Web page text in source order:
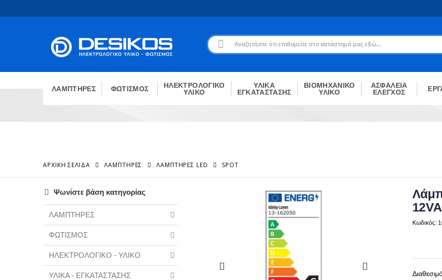
Εγγραφή
Δεν είσαι μέλος;
ΕΓΓΡΑΦΉ
ΛΑΜΠΤΗΡΕΣ ΦΩΤΙΣΜΟΣ
ΗΛΕΚΤΡΟΛΟΓΙΚΟ
ΥΛΙΚΟ
ΥΛΙΚΑ
ΕΓΚΑΤΑΣΤΑΣΗΣ
ΒΙΟΜΗΧΑΝΙΚΟ
ΥΛΙΚΟ
ΑΣΦΑΛΕΙΑ
ΕΛΕΓΧΟΣ
ΑΡΧΙΚΉ ΣΕΛΊΔΑ ΛΑΜΠΤΗΡΕΣ ΛΑΜΠΤΉΡΕΣ LED SPOT
Ψωνίστε βάση κατηγορίας
ΛΑΜΠΤΗΡΕΣ
ΦΩΤΙΣΜΟΣ
ΗΛΕΚΤΡΟΛΟΓΙΚΟ - ΥΛΙΚΟ
ΥΛΙΚΑ - ΕΓΚΑΤΑΣΤΑΣΗΣ
Κωδικός: